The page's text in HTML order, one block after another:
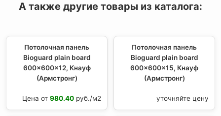
А также другие товары из каталога:
Потолочная панель
Bioguard plain board
600x600x12, Кнауф
(Армстронг)
Цена от 980.40 руб./м2
Потолочная панель
Bioguard plain board
600x600x15, Кнауф
(Армстронг)
уточняйте цену